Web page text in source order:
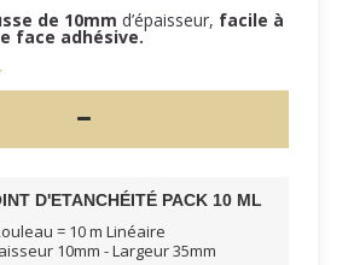
de 10mm d’épaisseur, facile à
face adhésive.
D'ETANCHÉITÉ PACK 10 ML
= 10 m Linéaire
10mm - Largeur 35mm